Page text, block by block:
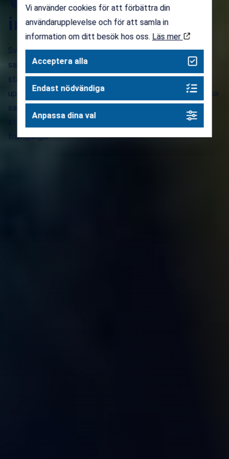
innovationsekosystem
Swedish Incubators & Science Parks (SISP) är den
samlande rösten för Sveriges innovationsekosystem. Vi
stärker landets innovationsmiljöer genom utveckling,
uppkoppling och påverkan. Genom att samla aktörer, skapa
samarbeten och bidra till policyutveckling, arbetar vi för
att fler idéer ska kunna växa till hållbara globala
framgångar.
Vi använder cookies för att förbättra din
användarupplevelse och för att samla in
information om ditt besök hos oss. Läs mer
Acceptera alla
Endast nödvändiga
Anpassa dina val